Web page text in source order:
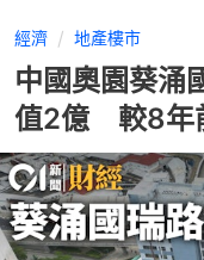
經濟 地產樓市
中國奧園葵
值2億 較8年